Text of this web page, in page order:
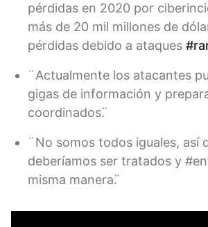
pérdidas en 2020 por
más de 20 mil millones de
pérdidas debido a ataques
¨Actualmente los atacantes
gigas de información y
coordinados. ̈
¨No somos todos iguales, así
deberíamos ser tratados y
misma manera. ̈